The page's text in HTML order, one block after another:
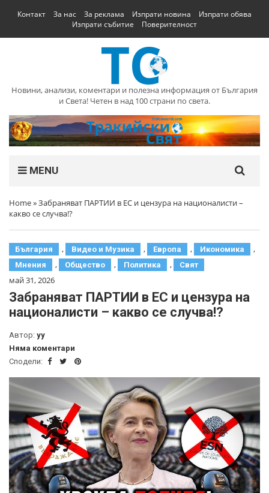
Контакт За нас За реклама Изпрати новина
Изпрати обява
Изпрати събитие
Поверителност
Новини, анализи, коментари и полезна информация от България
и Света! Четен в над 100 страни по света.
MENU
Home»Забраняват ПАРТИИ в ЕС и цензура на националисти –
какво се случва!?
България , Видео и Музика , Европа , Икономика ,
Мнения , Общество , Политика , Свят
май 31, 2026
Забраняват ПАРТИИ в ЕС и цензура на
националисти – какво се случва!?
Автор: yy
Няма коментари
Сподели: